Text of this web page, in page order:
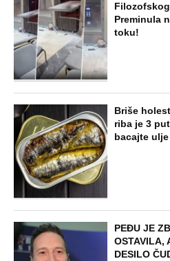
Preminula
toku!
Briše
riba je 3
bacajte
PEĐU JE
OSTAVILA,
DESILO